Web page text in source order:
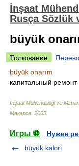
İnşaat
Rusça Sözlük
büyük
Толкование
büyük onarım
капитальный ремонт
İnşaat Mühendisliği ve
Макаров 2005
Игры ⚽
Нужен
büyük kalori